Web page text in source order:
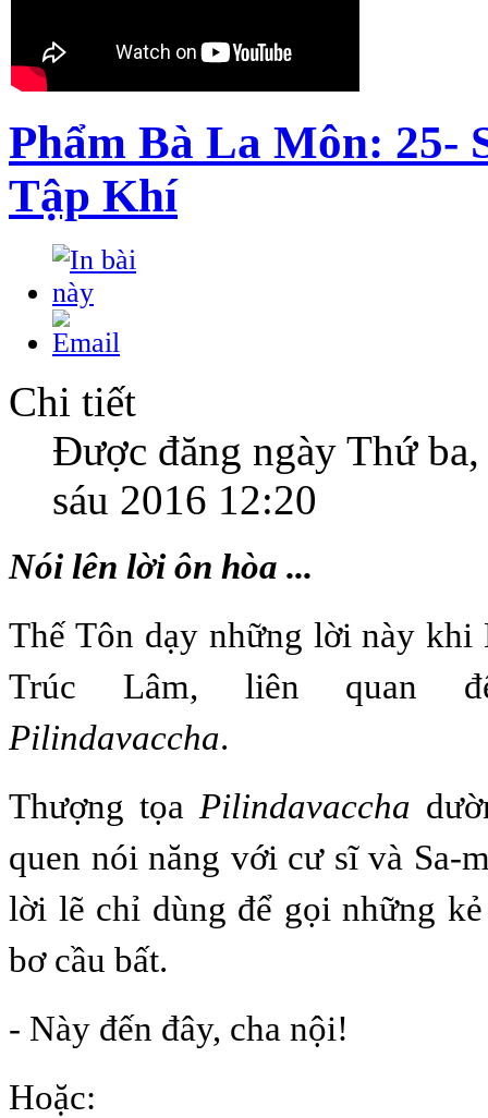
Phẩm Bà La Môn: 25-
Tập Khí
Chi tiết
Được đăng ngày Thứ
sáu 2016 12:20
Nói lên lời ôn hòa ...
Thế Tôn dạy những lời này khi
Trúc Lâm, liên quan
Pilindavaccha.
Thượng tọa Pilindavaccha
quen nói năng với cư sĩ và Sa-
lời lẽ chỉ dùng để gọi những
bơ cầu bất.
- Này đến đây, cha nội!
Hoặc: